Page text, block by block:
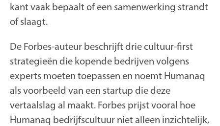
kant vaak bepaalt of een samenwerking strandt
of slaagt.
De Forbes-auteur beschrijft drie cultuur-first
strategieën die kopende bedrijven volgens
experts moeten toepassen en noemt Humanaq
als voorbeeld van een startup die deze
vertaalslag al maakt. Forbes prijst vooral hoe
Humanaq bedrijfscultuur niet alleen inzichtelijk,